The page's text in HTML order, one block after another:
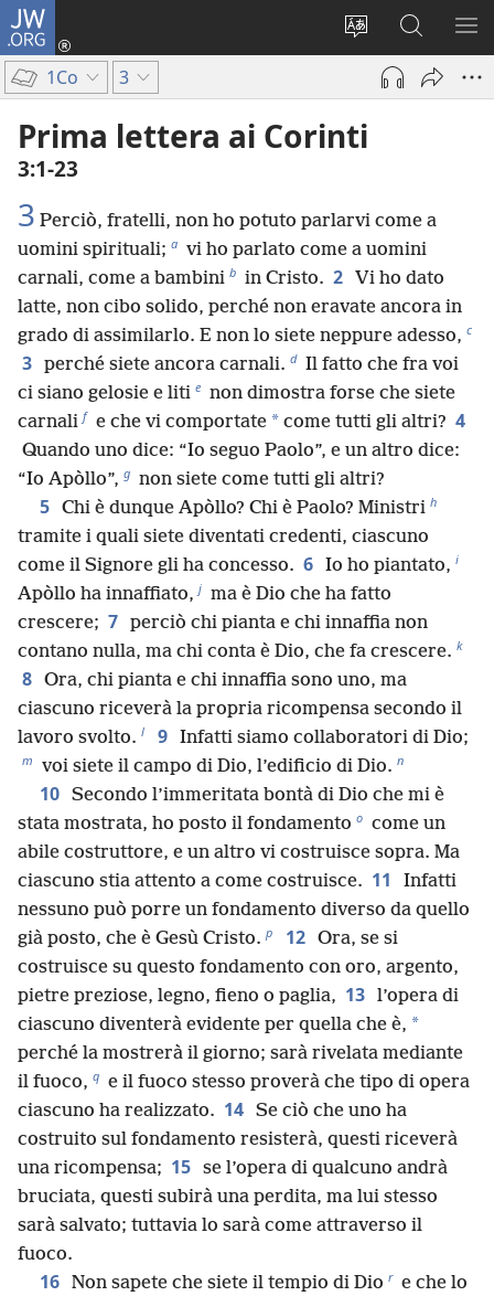
JW.ORG
Modificare
lingua
del
sito
Accedi
(apre
finestra)
Cerca
JW.ORG
1Co 3
Prima lettera ai Corinti
3:1-23
3 Perciò, fratelli, non ho potuto parlarvi come a
uomini spirituali; a vi ho parlato come a uomini
carnali, come a bambini b in Cristo. 2 Vi ho dato
latte, non cibo solido, perché non eravate ancora in
grado di assimilarlo. E non lo siete neppure adesso, c
3 perché siete ancora carnali. d Il fatto che fra voi
ci siano gelosie e liti e non dimostra forse che siete
carnali f e che vi comportate * come tutti gli altri? 4
Quando uno dice: “Io seguo Paolo”, e un altro dice:
“Io Apòllo”, g non siete come tutti gli altri?
5 Chi è dunque Apòllo? Chi è Paolo? Ministri h
tramite i quali siete diventati credenti, ciascuno
come il Signore gli ha concesso. 6 Io ho piantato, i
Apòllo ha innaffiato, j ma è Dio che ha fatto
crescere; 7 perciò chi pianta e chi innaffia non
contano nulla, ma chi conta è Dio, che fa crescere. k
8 Ora, chi pianta e chi innaffia sono uno, ma
ciascuno riceverà la propria ricompensa secondo il
lavoro svolto. l 9 Infatti siamo collaboratori di Dio;
m voi siete il campo di Dio, l’edificio di Dio. n
10 Secondo l’immeritata bontà di Dio che mi è
stata mostrata, ho posto il fondamento o come un
abile costruttore, e un altro vi costruisce sopra. Ma
ciascuno stia attento a come costruisce. 11
Infatti
nessuno può porre un fondamento diverso da quello
già posto, che è Gesù Cristo. p 12 Ora, se si
costruisce su questo fondamento con oro, argento,
pietre preziose, legno, fieno o paglia, 13 l’opera di
ciascuno diventerà evidente per quella che è, *
perché la mostrerà il giorno; sarà rivelata mediante
il fuoco, q e il fuoco stesso proverà che tipo di opera
ciascuno ha realizzato. 14 Se ciò che uno ha
costruito sul fondamento resisterà, questi riceverà
una ricompensa; 15 se l’opera di qualcuno andrà
bruciata, questi subirà una perdita, ma lui stesso
sarà salvato; tuttavia lo sarà come attraverso il
fuoco.
16 Non sapete che siete il tempio di Dio r e che lo